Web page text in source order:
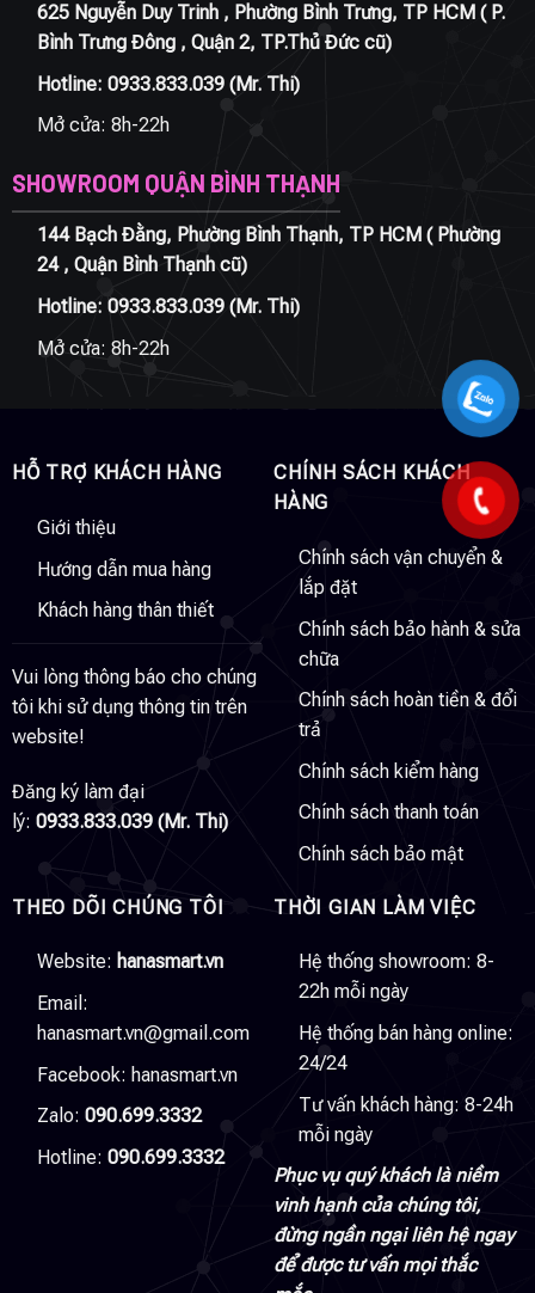
625 Nguyễn Duy Trinh , Phường Bình Trưng, TP HCM ( P.
Bình Trưng Đông , Quận 2, TP.Thủ Đức cũ)
Hotline: 0933.833.039(Mr. Thi)
Mở cửa: 8h-22h
SHOWROOM QUẬN BÌNH THẠNH
144 Bạch Đằng, Phường Bình Thạnh, TP HCM ( Phường
24 , Quận Bình Thạnh cũ)
Hotline: 0933.833.039(Mr. Thi)
Mở cửa: 8h-22h
HỖ TRỢ KHÁCH HÀNG
Giới thiệu
Hướng dẫn mua hàng
Khách hàng thân thiết
Vui lòng thông báo cho chúng
tôi khi sử dụng thông tin trên
website!
Đăng ký làm đại
lý: 0933.833.039 (Mr. Thi)
CHÍNH SÁCH KHÁCH
HÀNG
Chính sách vận chuyển &
lắp đặt
Chính sách bảo hành & sửa
chữa
Chính sách hoàn tiền & đổi
trả
Chính sách kiểm hàng
Chính sách thanh toán
Chính sách bảo mật
THEO DÕI CHÚNG TÔI
Website: hanasmart.vn
Email:
hanasmart.vn@gmail.com
Facebook: hanasmart.vn
Zalo: 090.699.3332
Hotline: 090.699.3332
THỜI GIAN LÀM VIỆC
Hệ thống showroom: 8-
22h mỗi ngày
Hệ thống bán hàng online:
24/24
Tư vấn khách hàng: 8-24h
mỗi ngày
Phục vụ quý khách là niềm
vinh hạnh của chúng tôi,
đừng ngần ngại liên hệ ngay
để được tư vấn mọi thắc